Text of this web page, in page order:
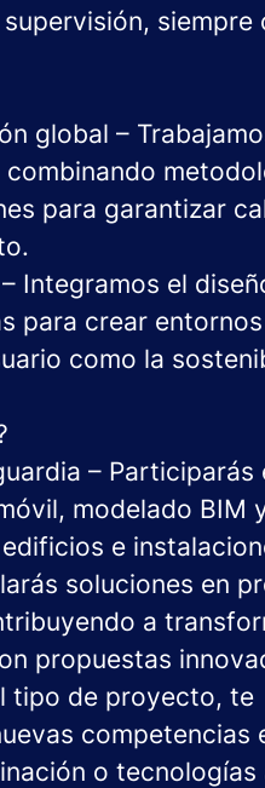
siempre
global –
para garantizar
Integramos el
para crear
como la
– Participarás
modelado BIM
e
soluciones en
a
propuestas
tipo de proyecto, te
competencias
o tecnologías